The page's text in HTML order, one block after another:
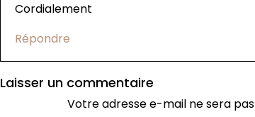
Cordialement
Répondre
Laisser un commentaire
Votre adresse e-mail ne sera